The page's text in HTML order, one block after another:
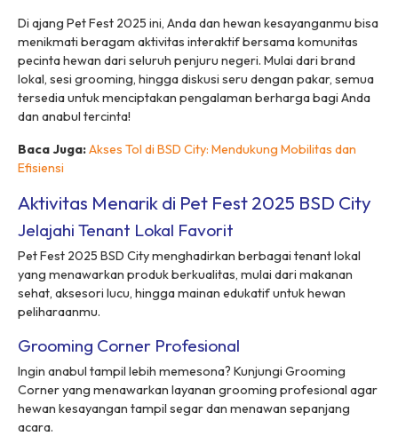
Di ajang Pet Fest 2025 ini, Anda dan hewan kesayanganmu bisa
menikmati beragam aktivitas interaktif bersama komunitas
pecinta hewan dari seluruh penjuru negeri. Mulai dari brand
lokal, sesi grooming, hingga diskusi seru dengan pakar, semua
tersedia untuk menciptakan pengalaman berharga bagi Anda
dan anabul tercinta!
Baca Juga:Akses Tol di BSD City: Mendukung Mobilitas dan
Efisiensi
Aktivitas Menarik di Pet Fest 2025 BSD City
Jelajahi Tenant Lokal Favorit
Pet Fest 2025 BSD City menghadirkan berbagai tenant lokal
yang menawarkan produk berkualitas, mulai dari makanan
sehat, aksesori lucu, hingga mainan edukatif untuk hewan
peliharaanmu.
Grooming Corner Profesional
Ingin anabul tampil lebih memesona? Kunjungi Grooming
Corner yang menawarkan layanan grooming profesional agar
hewan kesayangan tampil segar dan menawan sepanjang
acara.